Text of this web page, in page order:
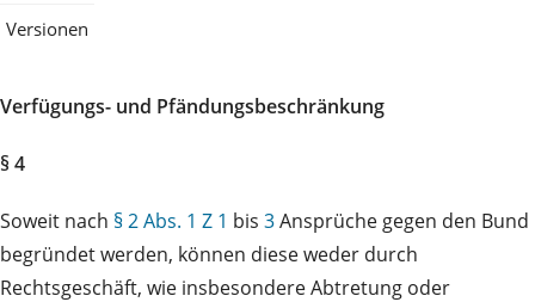
Versionen
Verfügungs- und Pfändungsbeschränkung
§ 4
Soweit nach § 2 Abs. 1 Z 1 bis 3Ansprüche gegen den Bund
begründet werden, können diese weder durch
Rechtsgeschäft, wie insbesondere Abtretung oder